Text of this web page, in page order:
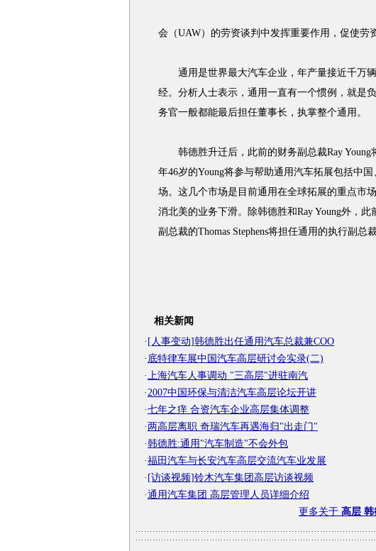
会（UAW）的劳资谈判中发挥重要作用，促使劳
通用是世界最大汽车企业，年产量接近千万辆
经。分析人士表示，通用一直有一个惯例，就是
务官一般都能最后担任董事长，执掌整个通用。
韩德胜升迁后，此前的财务副总裁Ray Young
年46岁的Young将参与帮助通用汽车拓展包括中
场。这几个市场是目前通用在全球拓展的重点市
消北美的业务下滑。除韩德胜和Ray Young外，
副总裁的Thomas Stephens将担任通用的执行副总裁
相关新闻
· [人事变动]韩德胜出任通用汽车总裁兼COO
· 底特律车展中国汽车高层研讨会实录(二)
·上海汽车人事调动 "三高层"进驻南汽
·2007中国环保与清洁汽车高层论坛开讲
·七年之痒 合资汽车企业高层集体调整
· 两高层离职 奇瑞汽车再遇海归"出走门"
·韩德胜:通用"汽车制造"不会外包
·福田汽车与长安汽车高层交流汽车业发展
· [访谈视频]铃木汽车集团高层访谈视频
·通用汽车集团 高层管理人员详细介绍
更多关于 高层 韩